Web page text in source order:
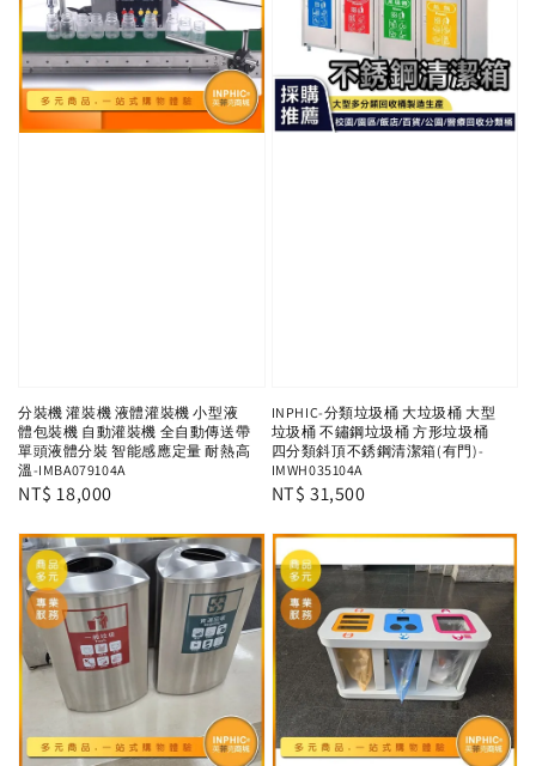
分裝機 灌裝機 液體灌裝機 小型液
體包裝機 自動灌裝機 全自動傳送帶
單頭液體分裝 智能感應定量 耐熱高
溫-IMBA079104A
Regular
NT$ 18,000
INPHIC-分類垃圾桶 大垃圾桶 大型
垃圾桶 不鏽鋼垃圾桶 方形垃圾桶
四分類斜頂不銹鋼清潔箱(有門)-
IMWH035104A
Regular
NT$ 31,500